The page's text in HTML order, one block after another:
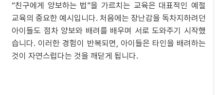
“친구에게 양보하는 법”을 가르치는 교육은 대표적인 예절
교육의 중요한 예시입니다. 처음에는 장난감을 독차지하려던
아이들도 점차 양보와 배려를 배우며 서로 도와주기 시작했
습니다. 이러한 경험이 반복되면, 아이들은 타인을 배려하는
것이 자연스럽다는 것을 깨닫게 됩니다.